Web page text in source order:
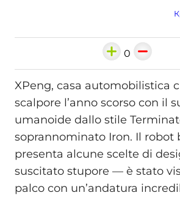
0
XPeng, casa automobilistica
scalpore l’anno scorso con il
umanoide dallo stile
soprannominato Iron. Il
presenta alcune scelte di
suscitato stupore — è stato
palco con un’andatura